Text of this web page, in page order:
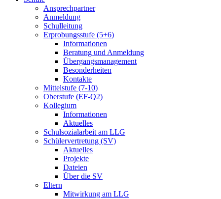
Ansprechpartner
Anmeldung
Schulleitung
Erprobungsstufe (5+6)
Informationen
Beratung und Anmeldung
Übergangsmanagement
Besonderheiten
Kontakte
Mittelstufe (7-10)
Oberstufe (EF-Q2)
Kollegium
Informationen
Aktuelles
Schulsozialarbeit am LLG
Schülervertretung (SV)
Aktuelles
Projekte
Dateien
Über die SV
Eltern
Mitwirkung am LLG